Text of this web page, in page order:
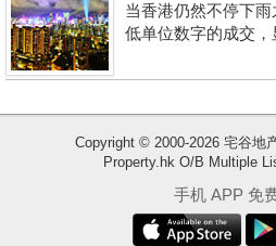
当香港仍然不停下
低单位数字的成交
Copyright © 2000-2026 宅谷地
Property.hk O/B Multiple
手机 APP 免